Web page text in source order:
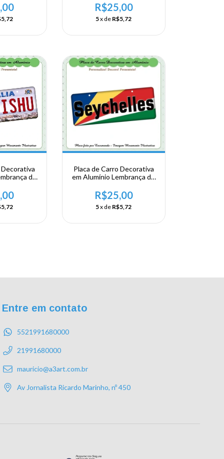
- Dar Es
Oriental - Tanzânia -
Kilimmajaro
R$25,00
5x de R$5,72
Decorativa
de
-
Placa de Carro Decorativa
em Alumínio Lembrança de
Oriental - Seychelles
R$25,00
5x de R$5,72
Entre em contato
5521991680000
21991680000
mauricio@a3art.com.br
Av Jornalista Ricardo Marinho, nº 450